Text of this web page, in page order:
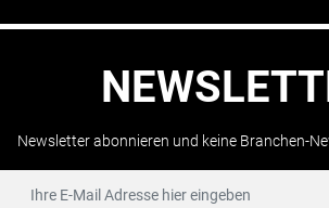
Newsletter abonnieren und keine Branchen-